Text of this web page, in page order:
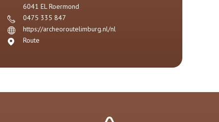
6041 EL Roermond
0475 335 847
https://archeoroutelimburg.nl/nl
Route